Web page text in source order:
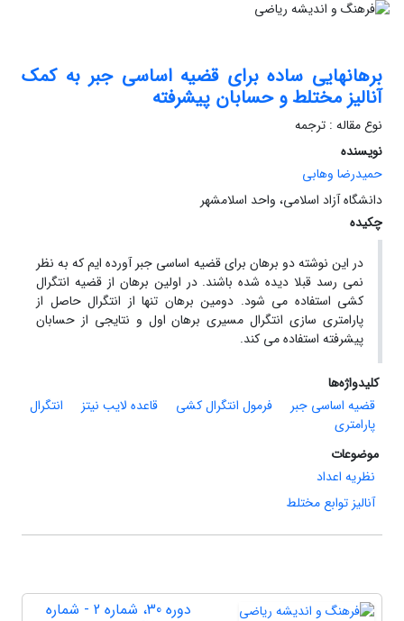
برهانهایی ساده برای قضیه اساسی جبر به کمک
آنالیز مختلط و حسابان پیشرفته
نوع مقاله : ترجمه
نویسنده
حمیدرضا وهابی
دانشگاه آزاد اسلامی، واحد اسلامشهر
چکیده
در این نوشته دو برهان برای قضیه اساسی جبر آورده ایم که به نظر
نمی رسد قبلا دیده شده باشند. در اولین برهان از قضیه انتگرال
کشی استفاده می شود. دومین برهان تنها از انتگرال حاصل از
پارامتری سازی انتگرال مسیری برهان اول و نتایجی از حسابان
پیشرفته استفاده می کند.
کلیدواژه‌ها
قضیه اساسی جبر
فرمول انتگرال کشی قاعده لایب نیتز
انتگرال
پارامتری
موضوعات
نظریه اعداد
آنالیز توابع مختلط
دوره 30، شماره 2 - شماره